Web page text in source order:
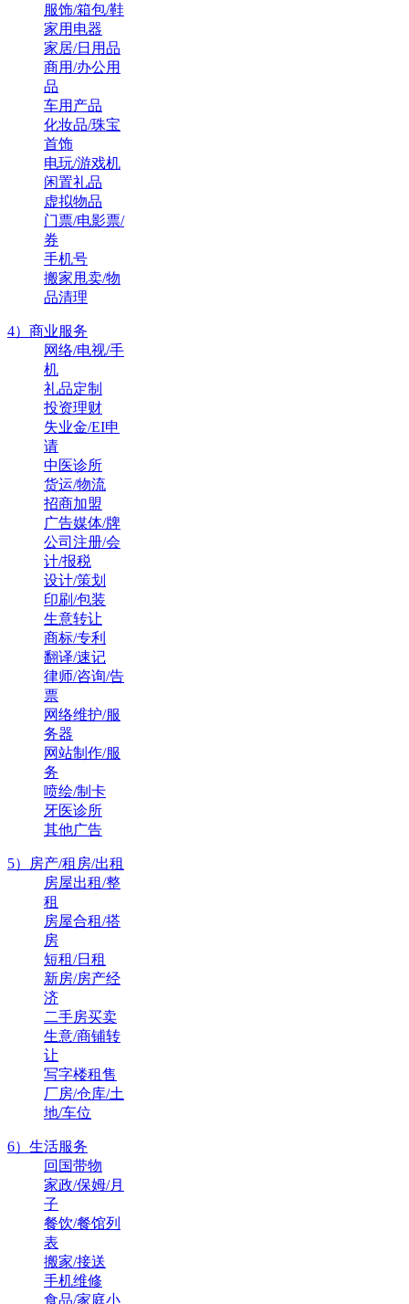
服饰/箱包/鞋
家用电器
家居/日用品
商用/办公用
品
车用产品
化妆品/珠宝
首饰
电玩/游戏机
闲置礼品
虚拟物品
门票/电影票/
券
手机号
搬家甩卖/物
品清理
4）商业服务
网络/电视/手
机
礼品定制
投资理财
失业金/EI申
请
中医诊所
货运/物流
招商加盟
广告媒体/牌
公司注册/会
计/报税
设计/策划
印刷/包装
生意转让
商标/专利
翻译/速记
律师/咨询/告
票
网络维护/服
务器
网站制作/服
务
喷绘/制卡
牙医诊所
其他广告
5）房产/租房/出租
房屋出租/整
租
房屋合租/搭
房
短租/日租
新房/房产经
济
二手房买卖
生意/商铺转
让
写字楼租售
厂房/仓库/土
地/车位
6）生活服务
回国带物
家政/保姆/月
子
餐饮/餐馆列
表
搬家/接送
手机维修
食品/家庭小